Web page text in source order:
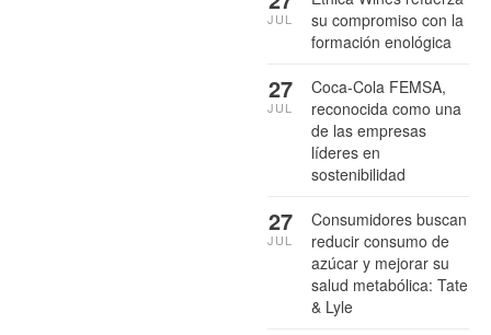
su compromiso con la
formación enológica
JUL
Coca-Cola FEMSA,
reconocida como una
de las empresas
líderes en
sostenibilidad
27
JUL
Consumidores buscan
reducir consumo de
azúcar y mejorar su
salud metabólica: Tate
& Lyle
27
JUL